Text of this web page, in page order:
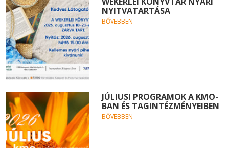
NYITVATARTÁSA
BŐVEBBEN
JÚLIUSI PROGRAMOK A KMO-
BAN ÉS TAGINTÉZMÉNYEIBEN
BŐVEBBEN